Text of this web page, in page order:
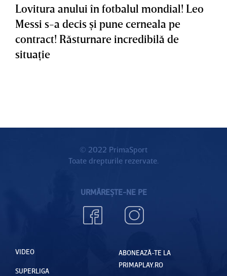
Lovitura anului în fotbalul mondial! Leo
Messi s-a decis şi pune cerneala pe
contract! Răsturnare incredibilă de
situaţie
© 2022 PrimaSport
Toate drepturile rezervate.
URMĂREȘTE-NE PE
VIDEO
SUPERLIGA
ABONEAZĂ-TE LA
PRIMAPLAY.RO